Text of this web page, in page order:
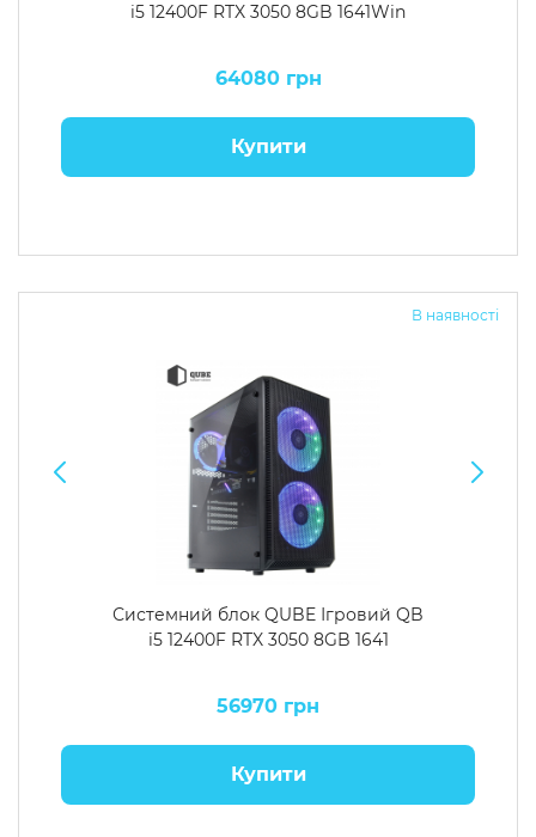
i5 12400F RTX 3050 8GB 1641Win
64080 грн
Купити
В наявності
Системний блок QUBE Ігровий QB
i5 12400F RTX 3050 8GB 1641
56970 грн
Купити